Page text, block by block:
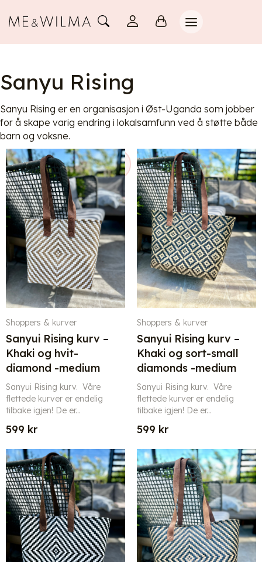
Sanyu Rising
Sanyu Rising er en organisasjon i Øst-Uganda som jobber
for å skape varig endring i lokalsamfunn ved å støtte både
barn og voksne.
Filtrering
Shoppers & kurver
Sanyui Rising kurv –
Khaki og hvit-
diamond -medium
Sanyui Rising kurv. Våre
flettede kurver er endelig
tilbake igjen! De er...
599 kr
Shoppers & kurver
Sanyui Rising kurv –
Khaki og sort-small
diamonds -medium
Sanyui Rising kurv. Våre
flettede kurver er endelig
tilbake igjen! De er...
599 kr